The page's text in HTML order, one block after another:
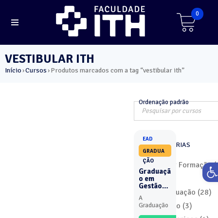
0
VESTIBULAR ITH
Início›Cursos›Produtos marcados com a tag “vestibular ith”
MAIS CATEGORIAS
Curso por Formação
MBA (7)
Pós-Graduação (28)
Graduação (3)
Ordenação padrão
EAD
GRADUA
ÇÃO
Graduaçã
o em
Gestão
l - EAD
A
Graduação